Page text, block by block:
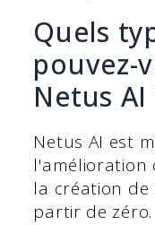
Quels
pouvez-
Netus AI
Netus AI est
l'amélioration
la création de
partir de zéro.